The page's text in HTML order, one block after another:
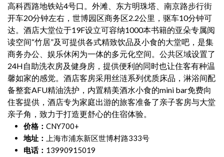
高科西路地铁站4号口。外滩、东方明珠塔、南京路步行街
开车20分钟左右，世博园区商务区2.2公里，驱车10分钟可
达。酒店大堂位于19F设立可容纳1000本书籍的亚朵专属阅
读空间“竹居”及可提供各式精致饮品及小食的大堂吧，是集
商务办公、娱乐休闲为一体的多元化空间。公共区域设置了
24H自助洗衣房及健身房，提供便利的同时也让住客有种温
馨如家的感觉。酒店客房采用丝涟系列优质床品，淋浴间配
备整套AFU精油洗护，内置精美酒水小食的mini bar免费向
住客提供，酒店专为家庭出游的旅客准备了亲子客房与大堂
亲子角，致力于打造更舒心的住宿体验。
价格： CNY700+
地址：
上海市浦东新区世博村路333号
电话： 13990915019